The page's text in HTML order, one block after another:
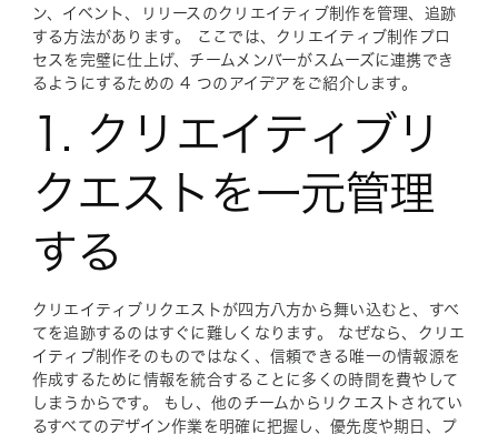
ン、イベント、リリースのクリエイティブ制作を管理、追跡
する方法があり ます。 ここでは、クリエイティブ制作プロ
セスを完璧に仕上げ、チームメンバーがスムーズに連携でき
るようにするための 4 つのアイデアをご紹介します。
1. クリエイティブリ
クエストを一元管理
する
クリエイティブリクエストが四方八方から舞い込むと、すべ
てを追跡するのはすぐに難しくなります。 なぜなら、クリエ
イティブ制作そのものではなく、信頼できる唯一の情報源を
作成するために情報を統合することに多くの時間を費やして
しまうからです。 もし、他のチームからリクエストされてい
るすべてのデザイン作業を明確に把握し、優先度や期日、プ